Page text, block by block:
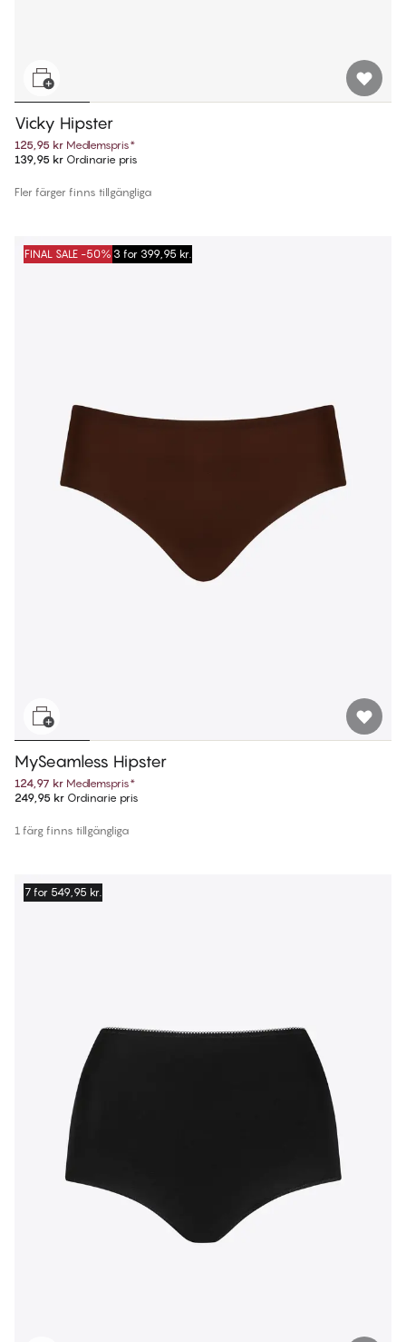
Vicky Hipster
125,95 kr Medlemspris*
139,95 kr Ordinarie pris
Fler färger finns tillgängliga
FINAL SALE -50% 3 for 399,95 kr.
MySeamless Hipster
124,97 kr Medlemspris*
249,95 kr Ordinarie pris
1 färg finns tillgängliga
7 for 549,95 kr.